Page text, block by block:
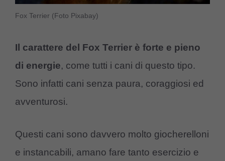
Fox Terrier (Foto Pixabay)
Il carattere del Fox Terrier è forte e pieno
di energie, come tutti i cani di questo tipo.
Sono infatti cani senza paura, coraggiosi ed
avventurosi.
Questi cani sono davvero molto giocherelloni
e instancabili, amano fare tanto esercizio e